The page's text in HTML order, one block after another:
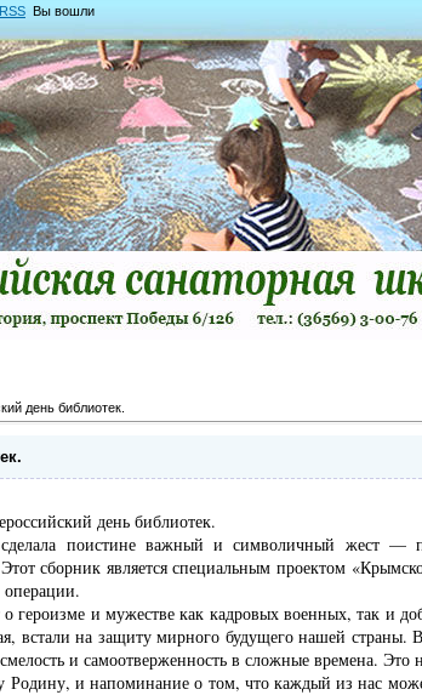
RSS Вы вошли
день библиотек.
день библиотек.
поистине важный и символичный жест —
сборник является специальным проектом
о героизме и мужестве как кадровых военных, так и
встали на защиту мирного будущего нашей страны.
и самоотверженность в сложные времена. Это
и напоминание о том, что каждый из нас